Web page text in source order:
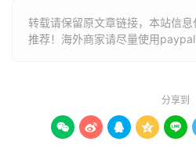
转载请保留原文章链接，本站信
推荐！海外商家请尽量使用paypal
分享到
    